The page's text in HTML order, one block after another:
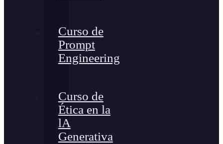
Curso de
Prompt
Engineering
Curso de
Ética en la
lA
Generativa